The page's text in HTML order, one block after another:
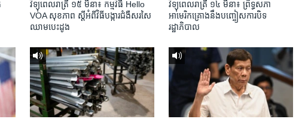
វិទ្យុពេលរាត្រី ១៥ មីនា៖ កម្មវិធី ​Hello
VOA សុខភាព ស្ដី​អំពី​វិធី​បង្ការ​ជំងឺ​សរសៃ​
ឈាម​បេះដូង
វិទ្យុពេលរាត្រី ១៤ មីនា៖ ព្រឹទ្ធសភា
អាមេរិកគ្រោងនឹងបញ្ចៀសការបិទ
រដ្ឋាភិបាល